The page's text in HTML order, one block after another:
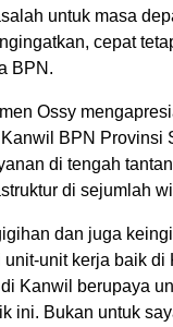
untuk masa
cepat
BPN.
Ossy
BPN Provinsi
di tengah
di sejumlah
dan juga
unit kerja baik di
Kanwil berupaya
ini. Bukan untuk